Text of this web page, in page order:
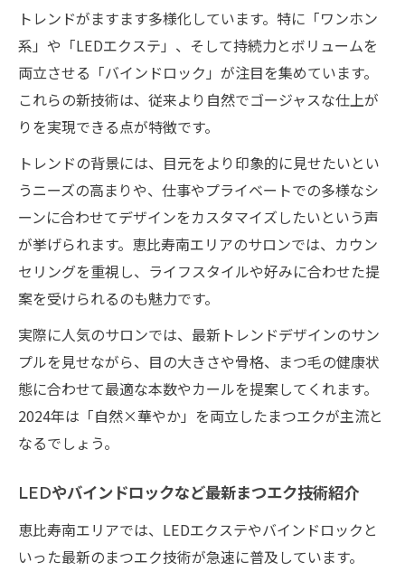
トレンドがますます多様化しています。特に「ワンホン
系」や「LEDエクステ」、そして持続力とボリュームを
両立させる「バインドロック」が注目を集めています。
これらの新技術は、従来より自然でゴージャスな仕上が
りを実現できる点が特徴です。
トレンドの背景には、目元をより印象的に見せたいとい
うニーズの高まりや、仕事やプライベートでの多様なシ
ーンに合わせてデザインをカスタマイズしたいという声
が挙げられます。恵比寿南エリアのサロンでは、カウン
セリングを重視し、ライフスタイルや好みに合わせた提
案を受けられるのも魅力です。
実際に人気のサロンでは、最新トレンドデザインのサン
プルを見せながら、目の大きさや骨格、まつ毛の健康状
態に合わせて最適な本数やカールを提案してくれます。
2024年は「自然×華やか」を両立したまつエクが主流と
なるでしょう。
LEDやバインドロックなど最新まつエク技術紹介
恵比寿南エリアでは、LEDエクステやバインドロックと
いった最新のまつエク技術が急速に普及しています。